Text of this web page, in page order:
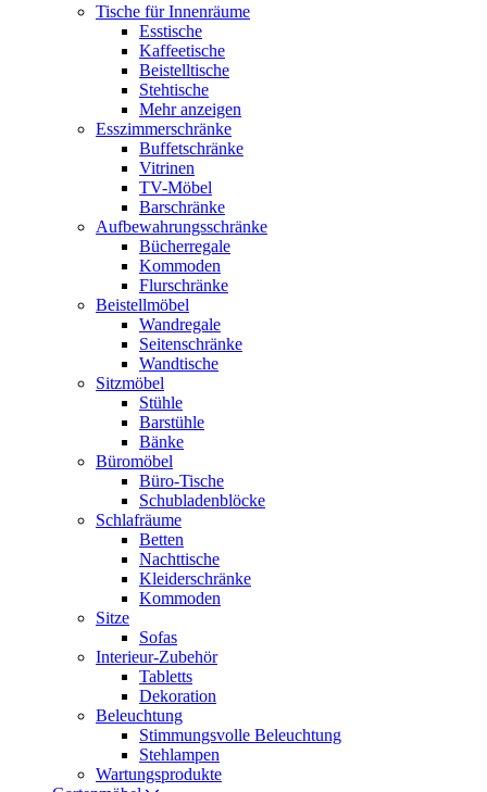
Tische für Innenräume
Esstische
Kaffeetische
Beistelltische
Stehtische
Mehr anzeigen
Esszimmerschränke
Buffetschränke
Vitrinen
TV-Möbel
Barschränke
Aufbewahrungsschränke
Bücherregale
Kommoden
Flurschränke
Beistellmöbel
Wandregale
Seitenschränke
Wandtische
Sitzmöbel
Stühle
Barstühle
Bänke
Büromöbel
Büro-Tische
Schubladenblöcke
Schlafräume
Betten
Nachttische
Kleiderschränke
Kommoden
Sitze
Sofas
Interieur-Zubehör
Tabletts
Dekoration
Beleuchtung
Stimmungsvolle Beleuchtung
Stehlampen
Wartungsprodukte